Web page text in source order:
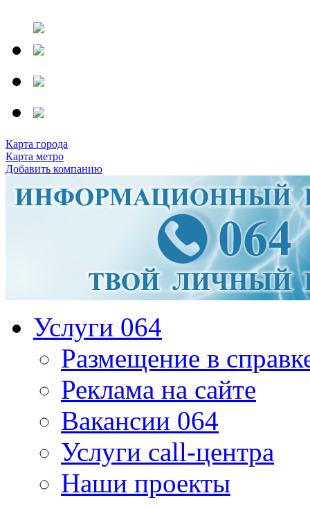
Карта города
Карта метро
Добавить компанию
Услуги 064
Размещение в
Реклама на сайте
Вакансии 064
Услуги call-центра
Наши проекты